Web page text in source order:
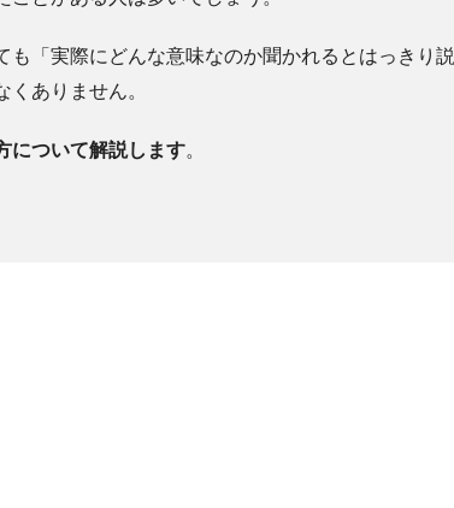
「実際にどんな意味なのか聞かれるとはっきり説
ありません。
について解説します。